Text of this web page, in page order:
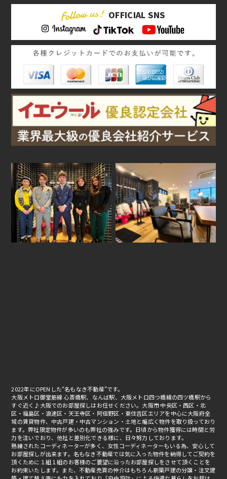
OFFICIAL SNS
2022年にOPENした“名もなき不動産”です。
大阪メトロ御堂筋線 心斎橋駅、なんば駅、大阪メトロ四つ橋線の四ツ橋駅から
すぐ近く♪大阪でのお部屋探しはお任せください。大阪市 中央区・西区・北
区・福島区・浪速区・天王寺区・阿倍野区・東住吉区エリアを中心に大阪府全
域の賃貸物件、中古戸建・中古マンション・土地と幅広く物件を取り扱っており
ます。弊社限定物件が多いのも弊社の強みです。日頃から物件獲得には時間と労
力を注いでおり、他社と差別化できる様に、日々努力しております。
熟練されたコーディネーターが多く、女性コーディネーターもいる為、安心して
お部屋探しが出来ます。名もなき不動産では気に入った物件を納得してご契約を
頂くために１組１組のお客様のご要望に沿ったお部屋探しをさせて頂くことを
お約束いたします。また、不動産売買の仲介はもちろん新築戸建の分譲・注文建